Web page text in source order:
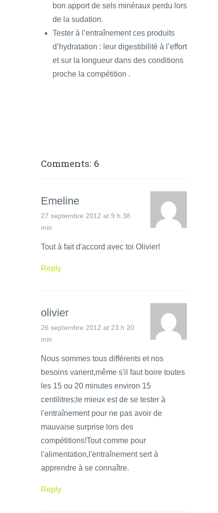
bon apport de sels minéraux perdu lors
de la sudation.
Tester à l’entraînement ces produits
d’hydratation : leur digestibilité à l’effort
et sur la longueur dans des conditions
proche la compétition .
Comments: 6
Emeline
27 septembre 2012 at 9 h 38
min
Tout à fait d'accord avec toi Olivier!
Reply
olivier
26 septembre 2012 at 23 h 20
min
Nous sommes tous différents et nos
besoins varient,même s'il faut boire toutes
les 15 ou 20 minutes environ 15
centilitres;le mieux est de se tester à
l'entraînement pour ne pas avoir de
mauvaise surprise lors des
compétitions!Tout comme pour
l'alimentation,l'entraînement sert à
apprendre à se connaître.
Reply